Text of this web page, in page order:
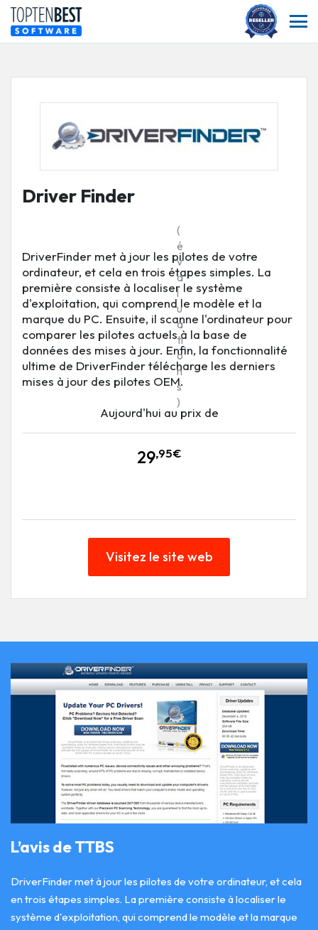
Driver Finder
(
é
v
a
l
u
a
ti
o
n
s
)
DriverFinder met à jour les pilotes de votre
ordinateur, et cela en trois étapes simples. La
première consiste à localiser le système
d'exploitation, qui comprend le modèle et la
marque du PC. Ensuite, il scanne l'ordinateur pour
comparer les pilotes actuels à la base de
données des mises à jour. Enfin, la fonctionnalité
ultime de DriverFinder télécharge les derniers
mises à jour des pilotes OEM.
Aujourd'hui au prix de
29,95€
Visitez le site web
L’avis de TTBS
DriverFinder met à jour les pilotes de votre ordinateur, et cela
en trois étapes simples. La première consiste à localiser le
système d'exploitation, qui comprend le modèle et la marque